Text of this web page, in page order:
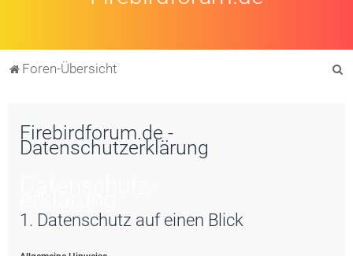
Foren-Übersicht
Firebirdforum.de -
Datenschutzerklärung
1. Datenschutz auf einen Blick